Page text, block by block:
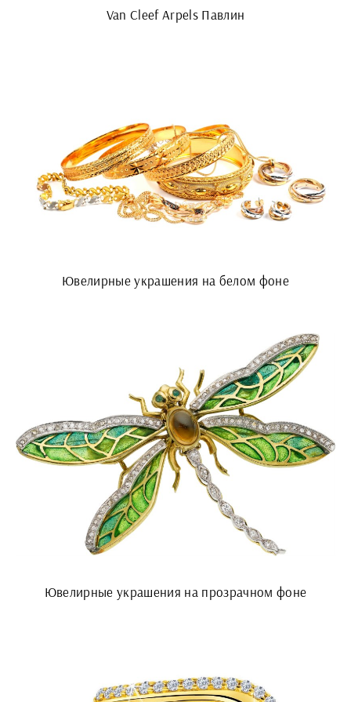
Van Cleef Arpels Павлин
Ювелирные украшения на белом фоне
Ювелирные украшения на прозрачном фоне